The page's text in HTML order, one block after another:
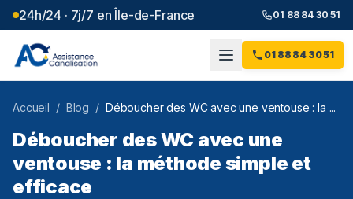
24h/24 · 7j/7 en Île-de-France 01 88 84 30 51
01 88 84 30 51
Accueil / Blog / Déboucher des WC avec une ventouse : la ...
Déboucher des WC avec une
ventouse : la méthode simple et
efficace